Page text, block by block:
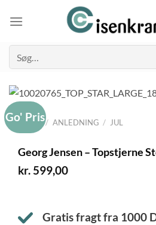
efter:
FORSIDE / ANLEDNING / JUL
Go' Pris
Georg Jensen – Topstjerne
kr. 599,00
Gratis fragt fra 1000